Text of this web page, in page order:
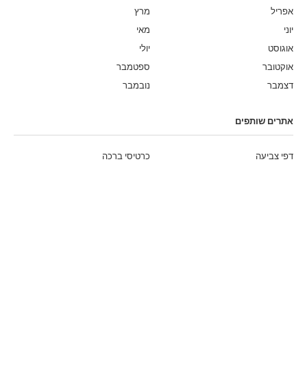
מרץ
אפריל
מאי
יוני
יולי
אוגוסט
ספטמבר
אוקטובר
נובמבר
דצמבר
אתרים שותפים
כרטיסי ברכה דפי צביעה